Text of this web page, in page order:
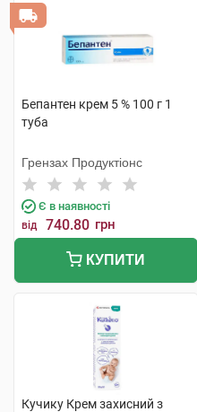
Бепантен крем 5 % 100 г 1
туба
Грензах Продуктіонс
Є в наявності
від 740.80 грн
КУПИТИ
Кучику Крем захисний з